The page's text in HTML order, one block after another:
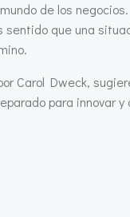
de los
que una
Carol Dweck,
para innovar